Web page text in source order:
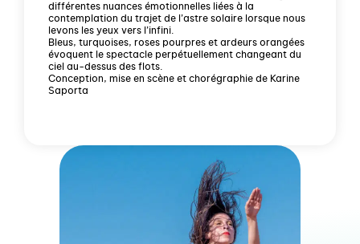
différentes nuances émotionnelles liées à la
contemplation du trajet de l’astre solaire lorsque nous
levons les yeux vers l’infini.
Bleus, turquoises, roses pourpres et ardeurs orangées
évoquent le spectacle perpétuellement changeant du
ciel au-dessus des flots.
Conception, mise en scène et chorégraphie de Karine
Saporta